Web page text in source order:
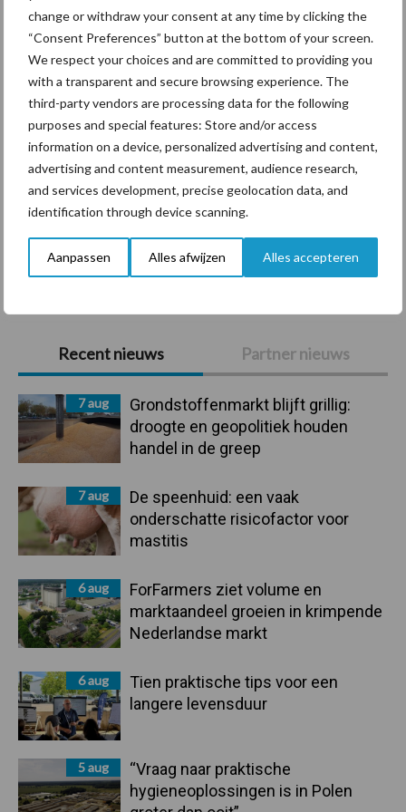
change or withdraw your consent at any time by clicking the
“Consent Preferences” button at the bottom of your screen.
We respect your choices and are committed to providing you
with a transparent and secure browsing experience. The
third-party vendors are processing data for the following
purposes and special features: Store and/or access
information on a device, personalized advertising and content,
advertising and content measurement, audience research,
and services development, precise geolocation data, and
identification through device scanning.
Aanpassen Alles afwijzen Alles accepteren
Primaire
Sidebar
Recent nieuws Partner nieuws
7 aug
Grondstoffenmarkt blijft grillig:
droogte en geopolitiek houden
handel in de greep
7 aug
De speenhuid: een vaak
onderschatte risicofactor voor
mastitis
6 aug
ForFarmers ziet volume en
marktaandeel groeien in krimpende
Nederlandse markt
6 aug
Tien praktische tips voor een
langere levensduur
5 aug
“Vraag naar praktische
hygieneoplossingen is in Polen
Diergezondheid Bemesting Fokkerij
Mastitis Hittestress
Toon meer